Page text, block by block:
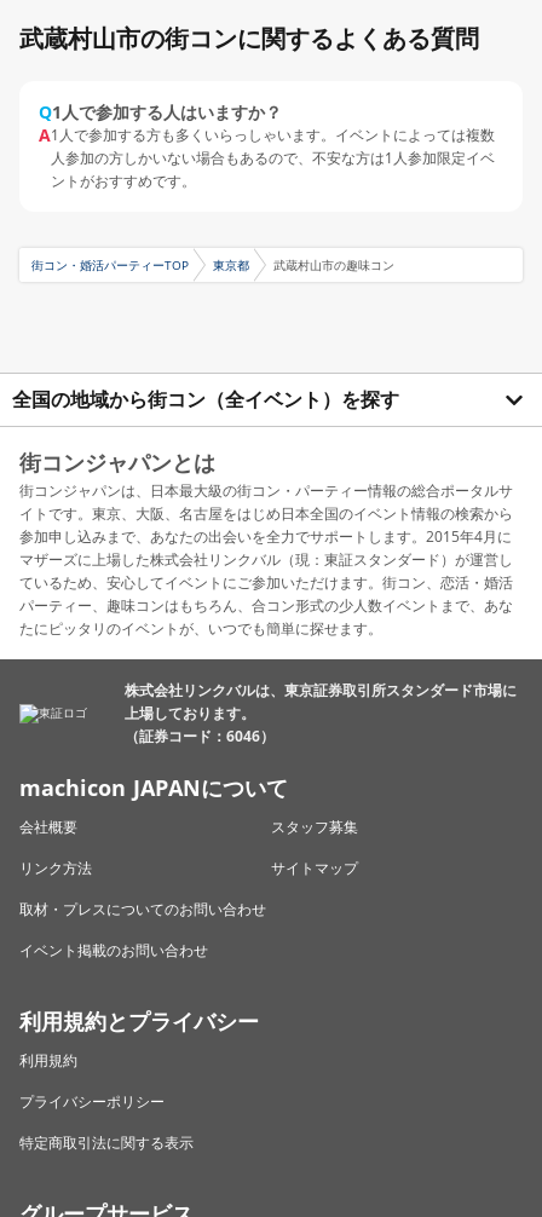
武蔵村山市の街コンに関するよくある質問
Q1人で参加する人はいますか？
A1人で参加する方も多くいらっしゃいます。イベントによっては複数
人参加の方しかいない場合もあるので、不安な方は1人参加限定イベ
ントがおすすめです。
街コン・婚活パーティーTOP 東京都 武蔵村山市の趣味コン
全国の地域から街コン（全イベント）を探す
街コンジャパンとは
街コンジャパンは、日本最大級の街コン・パーティー情報の総合ポータルサ
イトです。東京、大阪、名古屋をはじめ日本全国のイベント情報の検索から
参加申し込みまで、あなたの出会いを全力でサポートします。2015年4月に
マザーズに上場した株式会社リンクバル（現：東証スタンダード）が運営し
ているため、安心してイベントにご参加いただけます。街コン、恋活・婚活
パーティー、趣味コンはもちろん、合コン形式の少人数イベントまで、あな
たにピッタリのイベントが、いつでも簡単に探せます。
株式会社リンクバルは、東京証券取引所スタンダード市場に
上場しております。
（証券コード：6046）
machicon JAPANについて
会社概要
スタッフ募集
リンク方法
サイトマップ
取材・プレスについてのお問い合わせ
イベント掲載のお問い合わせ
利用規約とプライバシー
利用規約
プライバシーポリシー
特定商取引法に関する表示